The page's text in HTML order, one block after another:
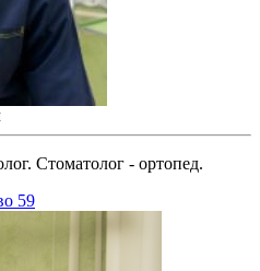
Стоматолог - ортопед.
59